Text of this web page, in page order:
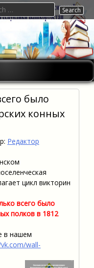
было
конных
Редактор
цикл викторин
всего было
полков в 1812
в нашем
wall-